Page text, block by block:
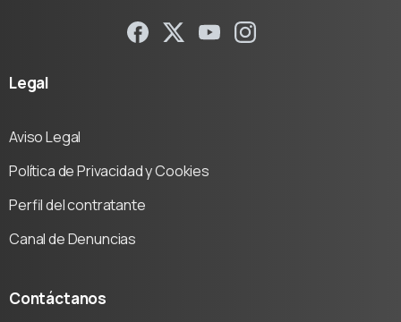
Legal
Aviso Legal
Política de Privacidad y Cookies
Perfil del contratante
Canal de Denuncias
Contáctanos